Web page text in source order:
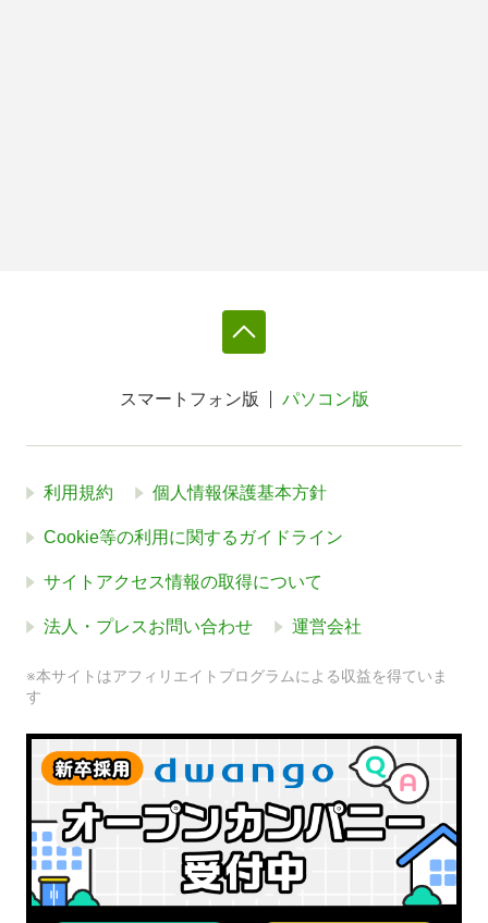
スマートフォン版 パソコン版
利用規約 個人情報保護基本方針
Cookie等の利用に関するガイドライン
サイトアクセス情報の取得について
法人・プレスお問い合わせ 運営会社
※本サイトはアフィリエイトプログラムによる収益を得ていま
す